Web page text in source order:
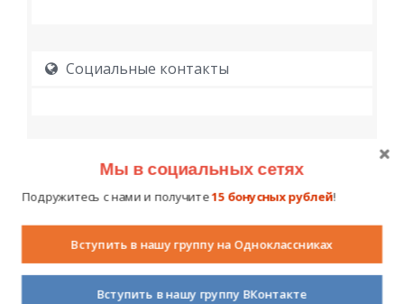
Социальные контакты
Мы в социальных сетях
Подружитесь с нами и получите15 бонусных рублей!
Вступить в нашу группу на Одноклассниках
Вступить в нашу группу ВКонтакте